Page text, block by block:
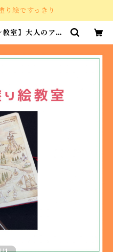
り絵ですっきり
教室】大人のアー